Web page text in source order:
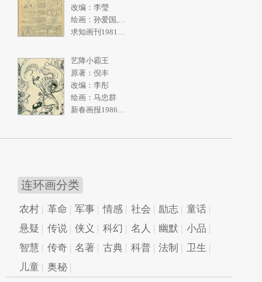
改编：李瑩
艺降小霸王
原著：倪丰
改编：李彤
绘画：马忠群
新春画报1986年10期
连环画分类
农村 革命 军事 情感 社会 励志
童话
悬疑
传说 侠义 科幻 名人 幽默
小品
智慧
传奇 名著 古典 科普 法制
卫生
儿童
奥秘